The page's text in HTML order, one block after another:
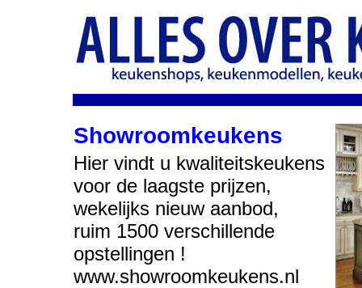
Showroomkeukens
Hier vindt u kwaliteitskeukens
voor de laagste prijzen,
wekelijks nieuw aanbod,
ruim 1500 verschillende
opstellingen !
www.showroomkeukens.nl